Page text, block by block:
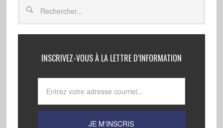
INSCRIVEZ-VOUS À LA LETTRE D’INFORMATION